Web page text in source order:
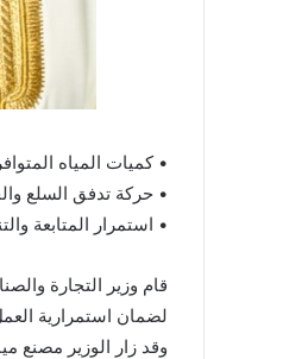
• كميات المياه
• حركة تدفق السلع
• استمرار المتابعة
قام وزير التجارة
لضمان استمرارية
وقد زار الوزير مصنع